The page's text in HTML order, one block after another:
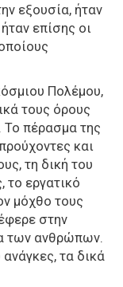
εξουσία, ήταν
επίσης οι
Πολέμου,
τους όρους
Το πέρασμα της
και
τη δική του
το εργατικό
μόχθο τους
στην
των ανθρώπων.
τα δικά